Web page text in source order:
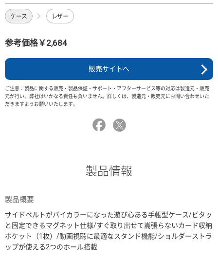
ケース レザー
参考価格￥2,684
販売サイトへ
ご注意：製品に関する販売・製品保証・サポート・アフターサービス等の対応は製造元・販売
元が行い、弊社はいかなる責任も負いません。詳しくは、製造元・販売元にお問い合わせいた
だきますようお願いいたします。
製品情報
製品概要
サイドベルトがバイカラーになった遊び心ある手帳型ケース/ピタッ
と固定できるマグネット仕様/すぐ取り出せて嵩張らないカード収納
ポケット（1枚）/動画視聴に最適なスタンド機能/ショルダーストラ
ップが使える2つのホール搭載